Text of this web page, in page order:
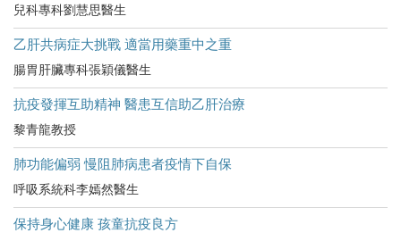
兒科專科劉慧思醫生
乙肝共病症大挑戰 適當用藥重中之重
腸胃肝臟專科張穎儀醫生
抗疫發揮互助精神 醫患互信助乙肝治療
黎青龍教授
肺功能偏弱 慢阻肺病患者疫情下自保
呼吸系統科李嫣然醫生
保持身心健康 孩童抗疫良方